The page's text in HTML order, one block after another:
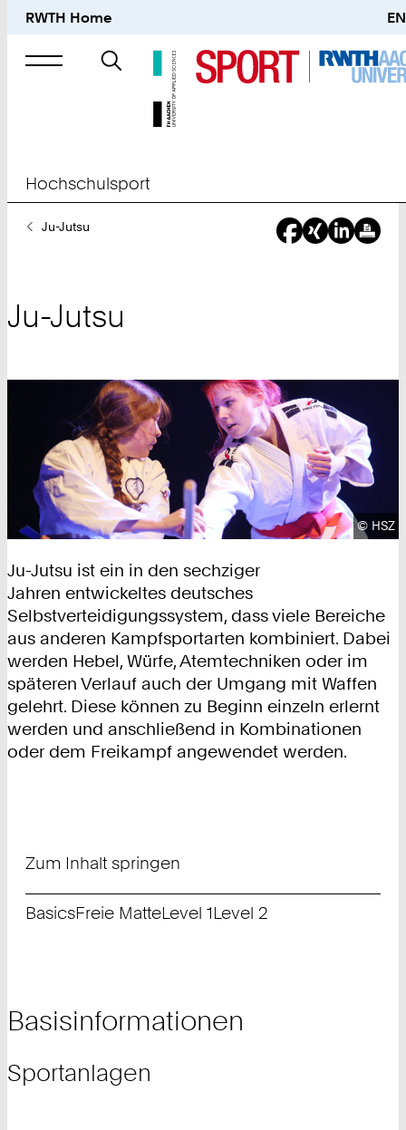
RWTH Home EN
Suche
nach
Hochschulsport
SieJu-Jutsu
Ju-Jutsu
© HSZ
Ju-Jutsu ist ein in den sechziger
Jahren entwickeltes deutsches
Selbstverteidigungssystem, dass viele Bereiche
aus anderen Kampfsportarten kombiniert. Dabei
werden Hebel, Würfe, Atemtechniken oder im
späteren Verlauf auch der Umgang mit Waffen
gelehrt. Diese können zu Beginn einzeln erlernt
werden und anschließend in Kombinationen
oder dem Freikampf angewendet werden.
Zum Inhalt springen
BasicsFreie MatteLevel 1Level 2
Basisinformationen
Sportanlagen